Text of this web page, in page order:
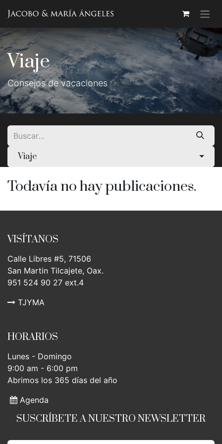
Viaje
Consejos de vacaciones
Viaje
Todavía no hay publicaciones.
VISÍTANOS
Calle Libres #5, 71506
San Martin Tilcajete, Oax.
951 524 90 27 ext.4
TJYMA
HORARIOS
Lunes - Domingo
9:00 am - 6:00 pm
Abrimos los 365 días del año
Agenda
SUSCRÍBETE A NUESTRO NEWSLETTER